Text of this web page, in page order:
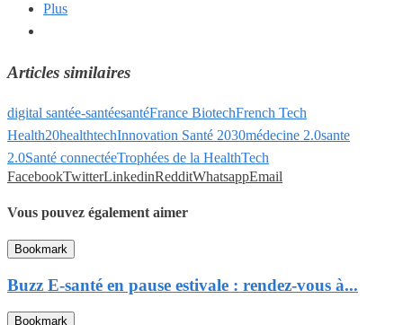
Plus
Articles similaires
digital santée-santéesantéFrance BiotechFrench Tech
Health20healthtechInnovation Santé 2030médecine 2.0sante
2.0Santé connectéeTrophées de la HealthTech
FacebookTwitterLinkedinRedditWhatsappEmail
Vous pouvez également aimer
Bookmark
Buzz E-santé en pause estivale : rendez-vous à...
Bookmark